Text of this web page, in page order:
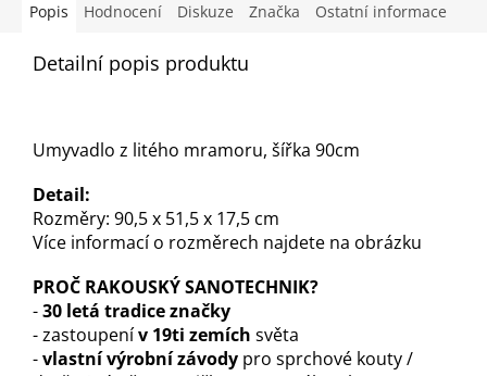
Popis Hodnocení Diskuze Značka Ostatní informace
Detailní popis produktu
Umyvadlo z litého mramoru, šířka 90cm
Detail:
Rozměry: 90,5 x 51,5 x 17,5 cm
Více informací o rozměrech najdete na obrázku
PROČ RAKOUSKÝ SANOTECHNIK?
-30 letá tradice značky
- zastoupenív 19ti zemích světa
-vlastní výrobní závody pro sprchové kouty /